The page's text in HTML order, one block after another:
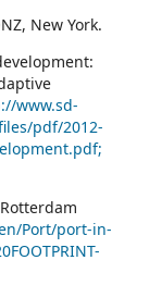
New York.
www.sd-
pdf/2012-
Port/port-in-